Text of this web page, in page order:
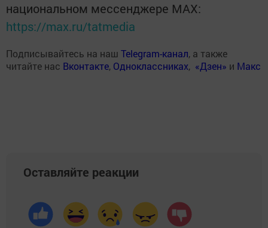
национальном мессенджере MАХ:
https://max.ru/tatmedia
Подписывайтесь на наш Telegram-канал, а также
читайте нас Вконтакте, Одноклассниках, «Дзен» и Макс
Оставляйте реакции